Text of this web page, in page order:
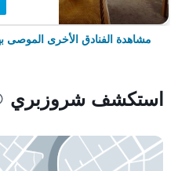
مشاهدة الفنادق الأخرى الموصى
استكشف شروزبري